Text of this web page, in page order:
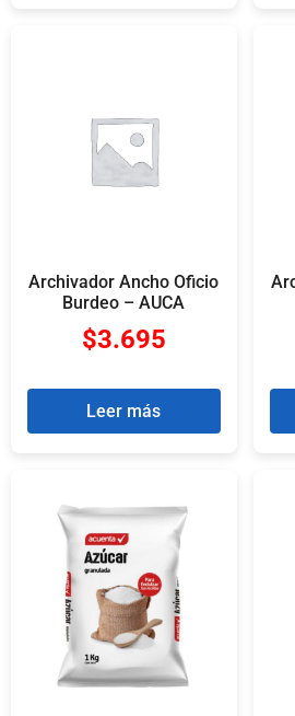
Archivador Ancho Oficio
Burdeo – AUCA
$3.695
Leer más